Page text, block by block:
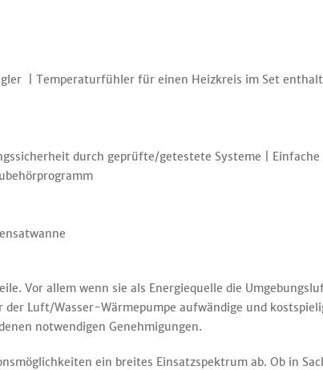
| Temperaturfühler für einen Heizkreis im Set
durch geprüfte/getestete Systeme | Einfache
Vor allem wenn sie als Energiequelle die
Luft/Wasser-Wärmepumpe aufwändige und
notwendigen Genehmigungen.
ein breites Einsatzspektrum ab. Ob in